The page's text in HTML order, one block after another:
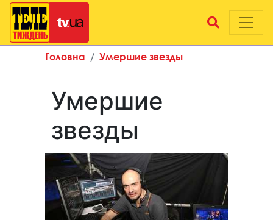
Головна Умершие звезды
Умершие
звезды